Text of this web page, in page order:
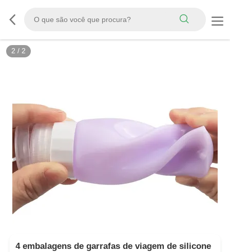
2 / 2
4 embalagens de garrafas de viagem de silicone